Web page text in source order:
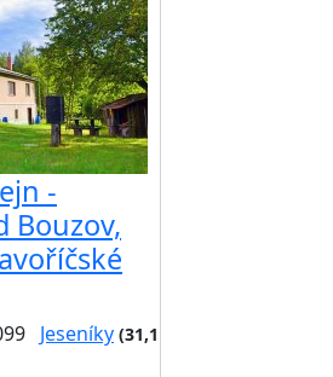
-
Bouzov,
Jeseníky (31,1